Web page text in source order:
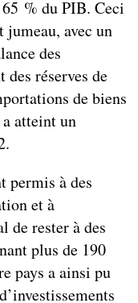
% du PIB. Ceci
avec un
des
des réserves de
de biens
atteint un
permis à des
et à
de rester à des
plus de 190
pays a ainsi pu